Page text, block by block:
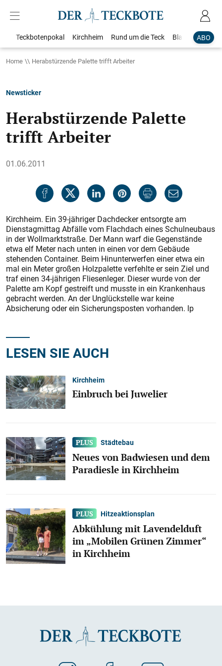
ABO
Teckbotenpokal Kirchheim Rund um die Teck Blaulicht
Home Herabstürzende Palette trifft Arbeiter
Newsticker
Herabstürzende Palette
trifft Arbeiter
01.06.2011
Kirchheim. Ein 39-jähriger Dachdecker entsorgte am
Dienstagmittag Abfälle vom Flachdach eines Schulneubaus
in der Wollmarktstraße. Der Mann warf die Gegenstände
etwa elf Meter nach unten in einen vor dem Gebäude
stehenden Container. Beim Hinunterwerfen einer etwa ein
mal ein Meter großen Holzpalette verfehlte er sein Ziel und
traf einen 34-jährigen Fliesenleger. Dieser wurde von der
Palette am Kopf gestreift und musste in ein Krankenhaus
gebracht werden. An der Unglückstelle war keine
Absicherung oder ein Sicherungsposten vorhanden. lp
LESEN SIE AUCH
Kirchheim
Einbruch bei Juwelier
Städtebau
Neues von Badwiesen und dem
Paradiesle in Kirchheim
Hitzeaktionsplan
Abkühlung mit Lavendelduft
im „Mobilen Grünen Zimmer“
in Kirchheim